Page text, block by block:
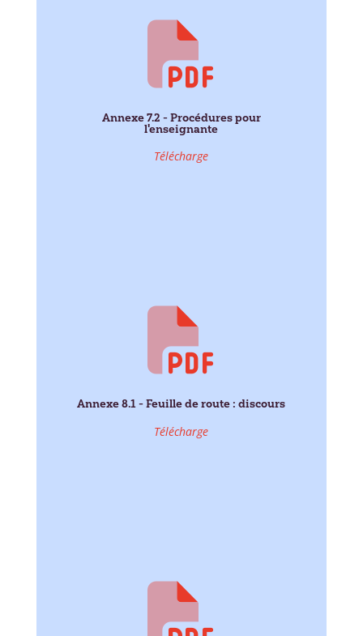
Annexe 7.2 - Procédures pour
l'enseignante
Télécharge
Annexe 8.1 - Feuille de route : discours
Télécharge